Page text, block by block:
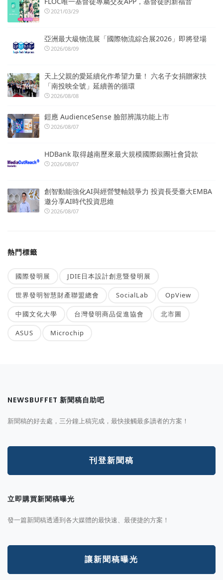
2021/03/29
亞洲最大級物流展「國際物流綜合展2026」即將登場
2026/08/09
天上父親的愛延續化作希望力量！ 六名子女捐贈家扶
「南投映全號」延續善的循環
2026/08/08
鎧應 AudienceSense 臉部辨識功能上市
2026/08/07
HDBank 取得越南歷來最大規模國際銀團社會貸款
2026/08/07
創智動能強化AI與經營雙軸競爭力 投資長受臺大EMBA
邀分享AI時代投資思維
2026/08/07
熱門標籤
國際發明展 JDIE日本設計創意暨發明展
世界發明智慧財產聯盟總會 SocialLab OpView
中國文化大學 台灣發明商品促進協會 北市圖
ASUS Microchip
NEWSBUFFET 新聞稿自助吧
新聞稿的好去處，三分鐘上稿完成，最快接觸最多讀者的方案！
刊登新聞稿
立即購買新聞稿曝光
發一篇新聞稿透通到各大媒體的最快速、最便捷的方案！
讓新聞稿曝光